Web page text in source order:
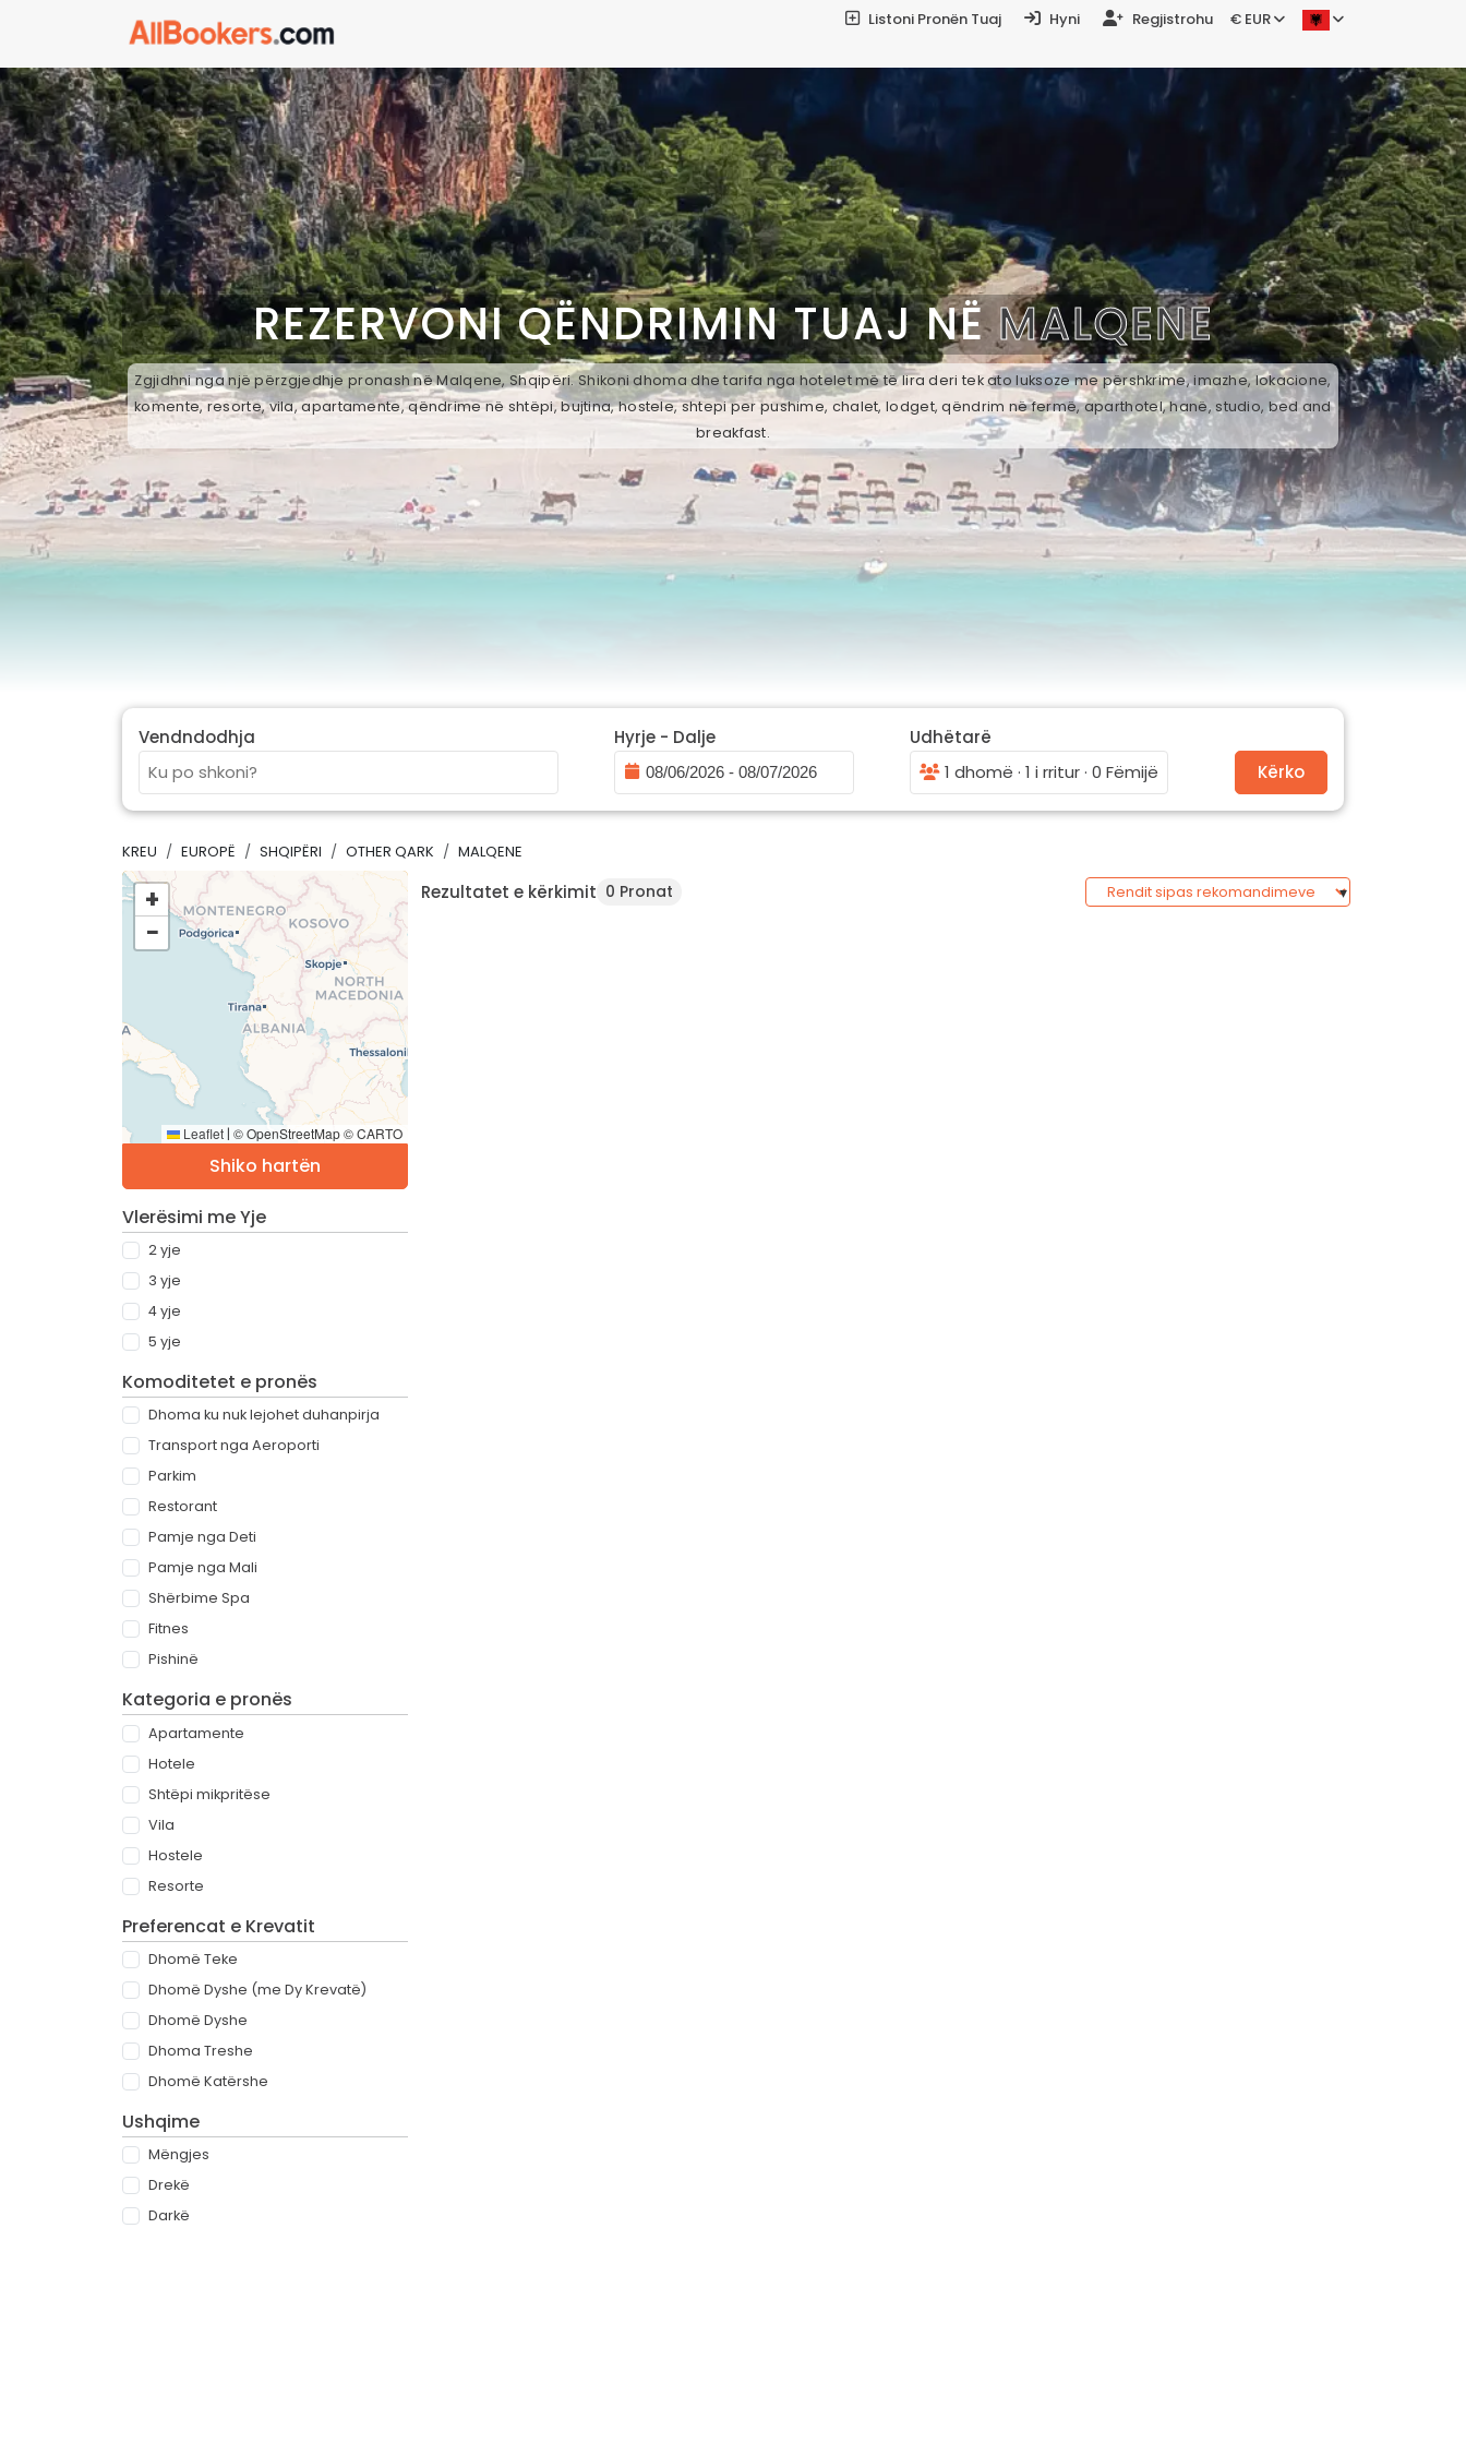
Listoni Pronën Tuaj Hyni Regjistrohu € EUR
REZERVONI QËNDRIMIN TUAJ NËMALQENE
Zgjidhni nga një përzgjedhje pronash në Malqene, Shqipëri. Shikoni dhoma dhe tarifa nga hotelet më të lira deri tek ato luksoze me përshkrime, imazhe, lokacione,
komente, resorte, vila, apartamente, qëndrime në shtëpi, bujtina, hostele, shtepi per pushime, chalet, lodget, qëndrim në fermë, aparthotel, hanë, studio, bed and
breakfast.
Vendndodhja Hyrje - Dalje
Udhëtarë
1 dhomë · 1 i rritur · 0 Fëmijë
Kërko
KREU EUROPË SHQIPËRI OTHER QARK MALQENE
+
−
Leaflet | © OpenStreetMap © CARTO
Shiko hartën
Vlerësimi me Yje
2 yje
3 yje
4 yje
5 yje
Komoditetet e pronës
Dhoma ku nuk lejohet duhanpirja
Transport nga Aeroporti
Parkim
Restorant
Pamje nga Deti
Pamje nga Mali
Shërbime Spa
Fitnes
Pishinë
Kategoria e pronës
Apartamente
Hotele
Shtëpi mikpritëse
Vila
Hostele
Resorte
Preferencat e Krevatit
Dhomë Teke
Dhomë Dyshe (me Dy Krevatë)
Dhomë Dyshe
Dhoma Treshe
Dhomë Katërshe
Ushqime
Mëngjes
Drekë
Darkë
Rezultatet e kërkimit 0 Pronat